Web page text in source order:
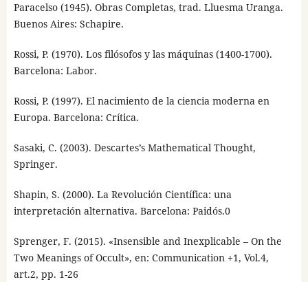
Paracelso (1945). Obras Completas, trad. Lluesma Uranga.
Buenos Aires: Schapire.
Rossi, P. (1970). Los filósofos y las máquinas (1400-1700).
Barcelona: Labor.
Rossi, P. (1997). El nacimiento de la ciencia moderna en
Europa. Barcelona: Crítica.
Sasaki, C. (2003). Descartes’s Mathematical Thought,
Springer.
Shapin, S. (2000). La Revolución Científica: una
interpretación alternativa. Barcelona: Paidós.0
Sprenger, F. (2015). «Insensible and Inexplicable – On the
Two Meanings of Occult», en: Communication +1, Vol.4,
art.2, pp. 1-26